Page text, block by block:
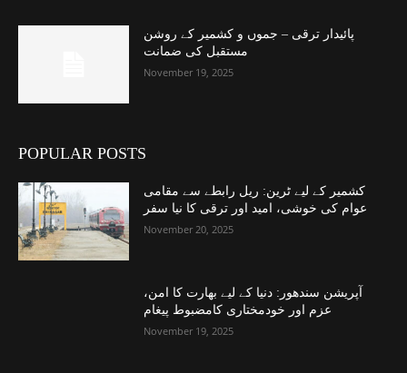
پائیدار ترقی – جموں و کشمیر کے روشن
مستقبل کی ضمانت
November 19, 2025
POPULAR POSTS
کشمیر کے لیے ٹرین: ریل رابطے سے مقامی
عوام کی خوشی، امید اور ترقی کا نیا سفر
November 20, 2025
آپریشن سندھور: دنیا کے لیے بھارت کا امن،
عزم اور خودمختاری کامضبوط پیغام
November 19, 2025